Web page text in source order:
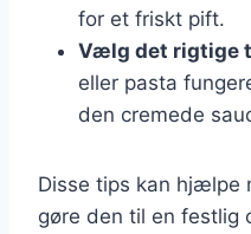
for et friskt pift.
Vælg det rigtige
eller pasta
den cremede
Disse tips kan hjælpe
gøre den til en festlig